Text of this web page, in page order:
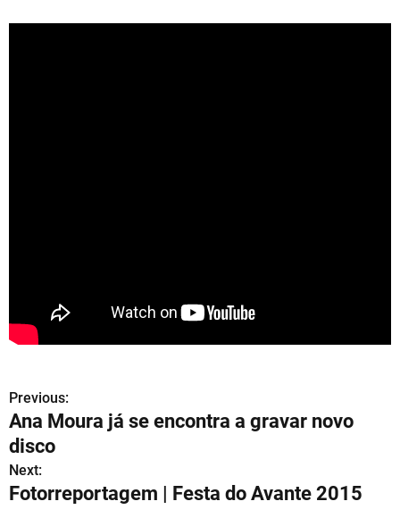
N
a
v
e
Previous:
Ana Moura já se encontra a gravar novo
disco
Next:
Fotorreportagem | Festa do Avante 2015